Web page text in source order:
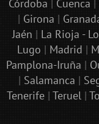
Córdoba | Cuenca |
| Girona |
Jaén | La Rioja -
Lugo | Madrid |
Pamplona-Iruña |
| Salamanca |
Tenerife| Teruel|